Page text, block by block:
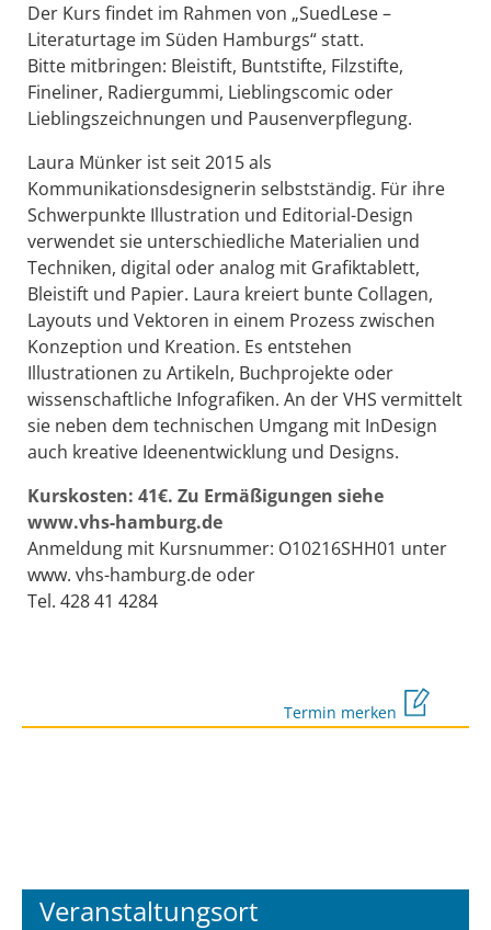
Der Kurs findet im Rahmen von „SuedLese –
Literaturtage im Süden Hamburgs“ statt.
Bitte mitbringen: Bleistift, Buntstifte, Filzstifte,
Fineliner, Radiergummi, Lieblingscomic oder
Lieblingszeichnungen und Pausenverpflegung.
Laura Münker ist seit 2015 als
Kommunikationsdesignerin selbstständig. Für ihre
Schwerpunkte Illustration und Editorial-Design
verwendet sie unterschiedliche Materialien und
Techniken, digital oder analog mit Grafiktablett,
Bleistift und Papier. Laura kreiert bunte Collagen,
Layouts und Vektoren in einem Prozess zwischen
Konzeption und Kreation. Es entstehen
Illustrationen zu Artikeln, Buchprojekte oder
wissenschaftliche Infografiken. An der VHS vermittelt
sie neben dem technischen Umgang mit InDesign
auch kreative Ideenentwicklung und Designs.
Kurskosten: 41€. Zu Ermäßigungen siehe
www.vhs-hamburg.de
Anmeldung mit Kursnummer: O10216SHH01 unter
www. vhs-hamburg.de oder
Tel. 428 41 4284
Termin merken
Veranstaltungsort